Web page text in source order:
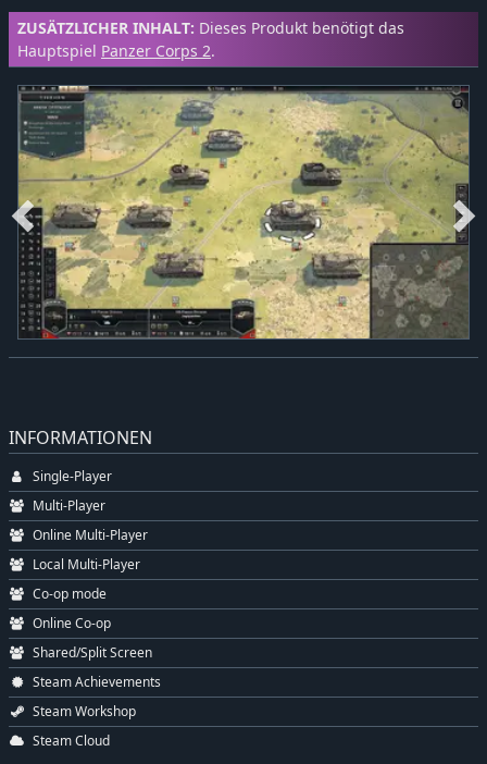
ZUSÄTZLICHER INHALT: Dieses Produkt benötigt das
Hauptspiel Panzer Corps 2.
INFORMATIONEN
Single-Player
Multi-Player
Online Multi-Player
Local Multi-Player
Co-op mode
Online Co-op
Shared/Split Screen
Steam Achievements
Steam Workshop
Steam Cloud